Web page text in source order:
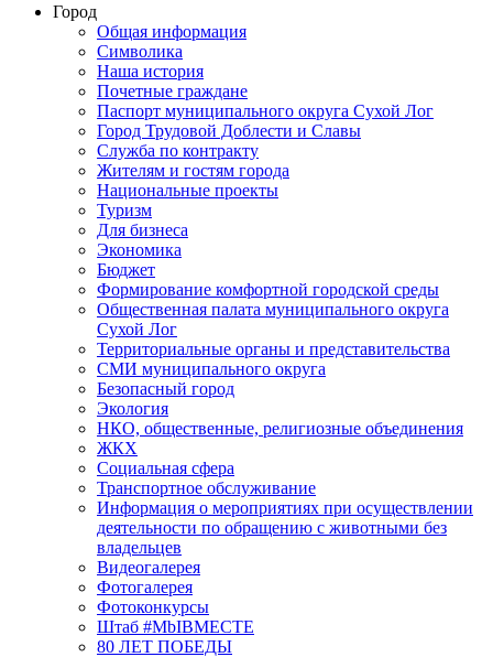
Город
Общая информация
Символика
Наша история
Почетные граждане
Паспорт муниципального округа Сухой Лог
Город Трудовой Доблести и Славы
Служба по контракту
Жителям и гостям города
Национальные проекты
Туризм
Для бизнеса
Экономика
Бюджет
Формирование комфортной городской среды
Общественная палата муниципального округа
Сухой Лог
Территориальные органы и представительства
СМИ муниципального округа
Безопасный город
Экология
НКО, общественные, религиозные объединения
ЖКХ
Социальная сфера
Транспортное обслуживание
Информация о мероприятиях при осуществлении
деятельности по обращению с животными без
владельцев
Видеогалерея
Фотогалерея
Фотоконкурсы
Штаб #MbIBMECTE
80 ЛЕТ ПОБЕДЫ